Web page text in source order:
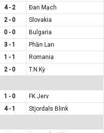
4 - 2
Đan Mạch
2 - 0
Slovakia
0 - 0
Bulgaria
3 - 1
Phần Lan
1 - 1
Romania
2 - 0
T.N.Kỳ
1 - 0
FK Jerv
4 - 1
Stjordals Blink